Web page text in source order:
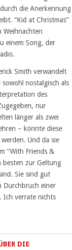
die Anerkennung
“Kid at Christmas”
Weihnachten
einem Song, der
Smith verwandelt
nostalgisch als
des
nur
länger als zwei
– könnte diese
Und da sie
“With Friends &
besten zur Geltung
Sie sind gut
Durchbruch einer
Ich verrate nichts
DIE